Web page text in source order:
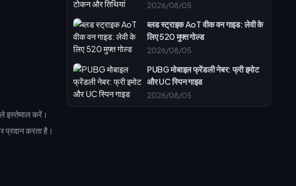
2026/08/05
ब्लड स्ट्राइक AoT वीक वन गाइड: लेवी के
लिए 520 मुफ्त गोल्ड
2026/08/05
PUBG मोबाइल फ्रेंडली नेबर: फ्री इमोट
और UC स्पिन गाइड
2026/08/05
इस्तेमाल करें।
करता है।